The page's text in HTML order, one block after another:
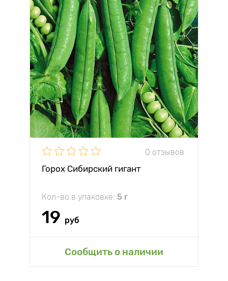
0 отзывов
Горох Сибирский гигант
Кол-во в упаковке: 5 г
19 руб
Сообщить о наличии